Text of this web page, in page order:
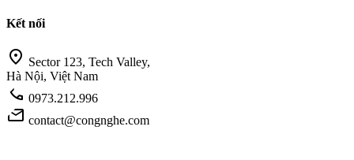
Kết nối
location_on Sector 123, Tech Valley,
Hà Nội, Việt Nam
call 0973.212.996
mail contact@congnghe.com